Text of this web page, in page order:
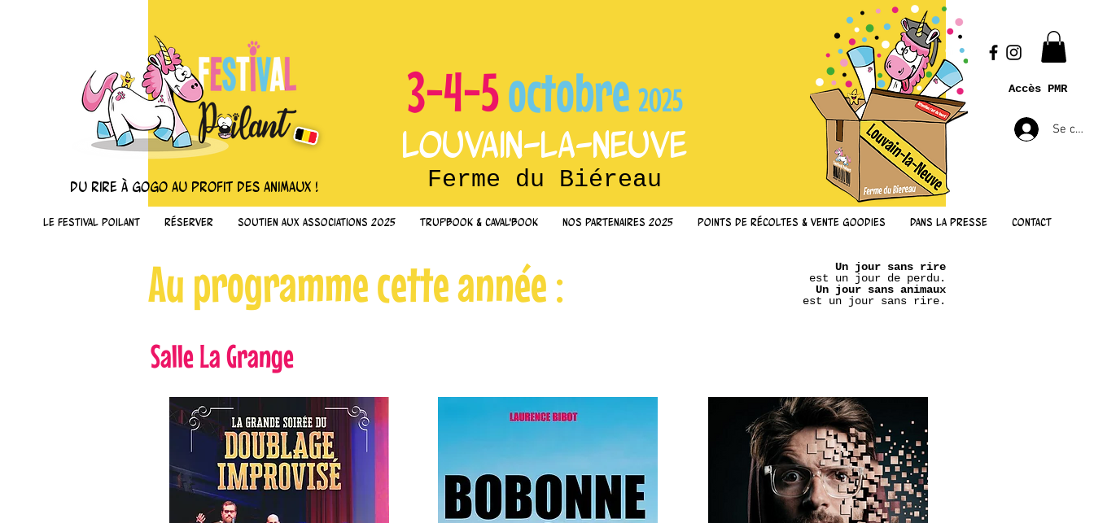
Louvain-la-Neuve
3-4-5octobre 2025
du rire à gogo au profit des animaux ! Ferme du Biéreau
Accès PMR
Se
Le Festival Poilant Réserver Soutien aux associations 2025 Truf'Book & Caval'Book Nos partenaires 2025 Points de récoltes & vente goodies Dans la presse Contact
Au programme cette année :
Un jour sans rire
est un jour de perdu.
Un jour sans animaux
est un jour sans rire.
Salle La Grange